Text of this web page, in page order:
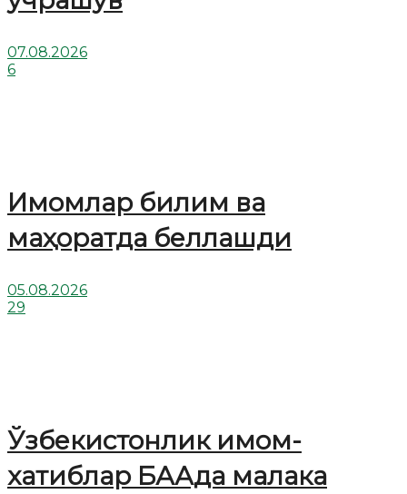
07.08.2026
6
Имомлар билим ва
маҳоратда беллашди
05.08.2026
29
Ўзбекистонлик имом-
хатиблар БААда малака